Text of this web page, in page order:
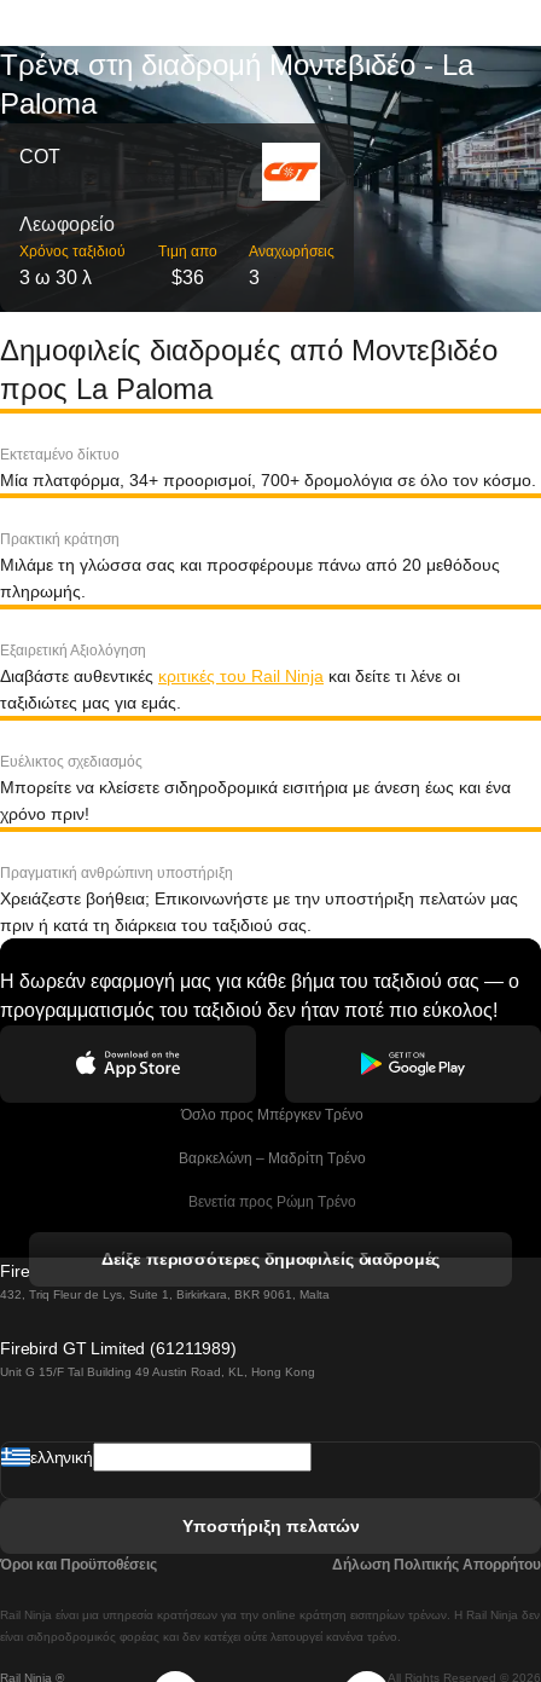
Τρένα στη διαδρομή Μοντεβιδέο - La
Paloma
COT
Λεωφορείο
Χρόνος ταξιδιού
3 ω 30 λ
Τιμη απο
$36
Αναχωρήσεις
3
Δημοφιλείς διαδρομές από Μοντεβιδέο
προς La Paloma
Εκτεταμένο δίκτυο
Μία πλατφόρμα, 34+ προορισμοί, 700+ δρομολόγια σε όλο τον κόσμο.
Πρακτική κράτηση
Μιλάμε τη γλώσσα σας και προσφέρουμε πάνω από 20 μεθόδους
πληρωμής.
Εξαιρετική Αξιολόγηση
Διαβάστε αυθεντικές κριτικές του Rail Ninja και δείτε τι λένε οι
ταξιδιώτες μας για εμάς.
Ευέλικτος σχεδιασμός
Μπορείτε να κλείσετε σιδηροδρομικά εισιτήρια με άνεση έως και ένα
χρόνο πριν!
Πραγματική ανθρώπινη υποστήριξη
Χρειάζεστε βοήθεια; Επικοινωνήστε με την υποστήριξη πελατών μας
πριν ή κατά τη διάρκεια του ταξιδιού σας.
Η δωρεάν εφαρμογή μας για κάθε βήμα του ταξιδιού σας — ο
προγραμματισμός του ταξιδιού δεν ήταν ποτέ πιο εύκολος!
Όσλο προς Μπέργκεν Tρένο
Βαρκελώνη – Μαδρίτη Tρένο
Βενετία προς Ρώμη Τρένο
Βιέννη προς Σάλτσμπουργκ Τρένα
Βουδαπέστη προς Πράγα Tρένο
Λισαβόνα προς Λάγος Tρένο
Δείξε περισσότερες δημοφιλείς διαδρομές
Firebird GT Limited (OC 1451)
432, Triq Fleur de Lys, Suite 1, Birkirkara, BKR 9061, Malta
Firebird GT Limited (61211989)
Unit G 15/F Tal Building 49 Austin Road, KL, Hong Kong
Rail Ninja ® All Rights Reserved © 2026
Rail Ninja είναι μια υπηρεσία κρατήσεων για την online κράτηση εισιτηρίων τρένων. Η Rail Ninja δεν
είναι σιδηροδρομικός φορέας και δεν κατέχει ούτε λειτουργεί κανένα τρένο.
ελληνική
Υποστήριξη πελατών
Όροι και Προϋποθέσεις Δήλωση Πολιτικής Απορρήτου